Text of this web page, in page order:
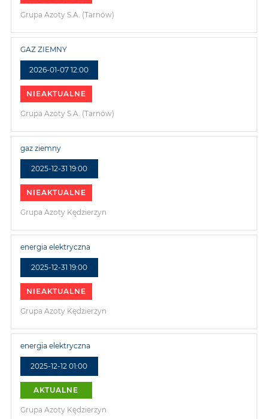
Grupa Azoty S.A. (Tarnów)
2026-01-07 12:00
GAZ ZIEMNY
NIEAKTUALNE
Grupa Azoty S.A. (Tarnów)
2025-12-31 19:00
gaz ziemny
NIEAKTUALNE
Grupa Azoty Kędzierzyn
2025-12-31 19:00
energia elektryczna
NIEAKTUALNE
Grupa Azoty Kędzierzyn
2025-12-12 01:00
energia elektryczna
AKTUALNE
Grupa Azoty Kędzierzyn